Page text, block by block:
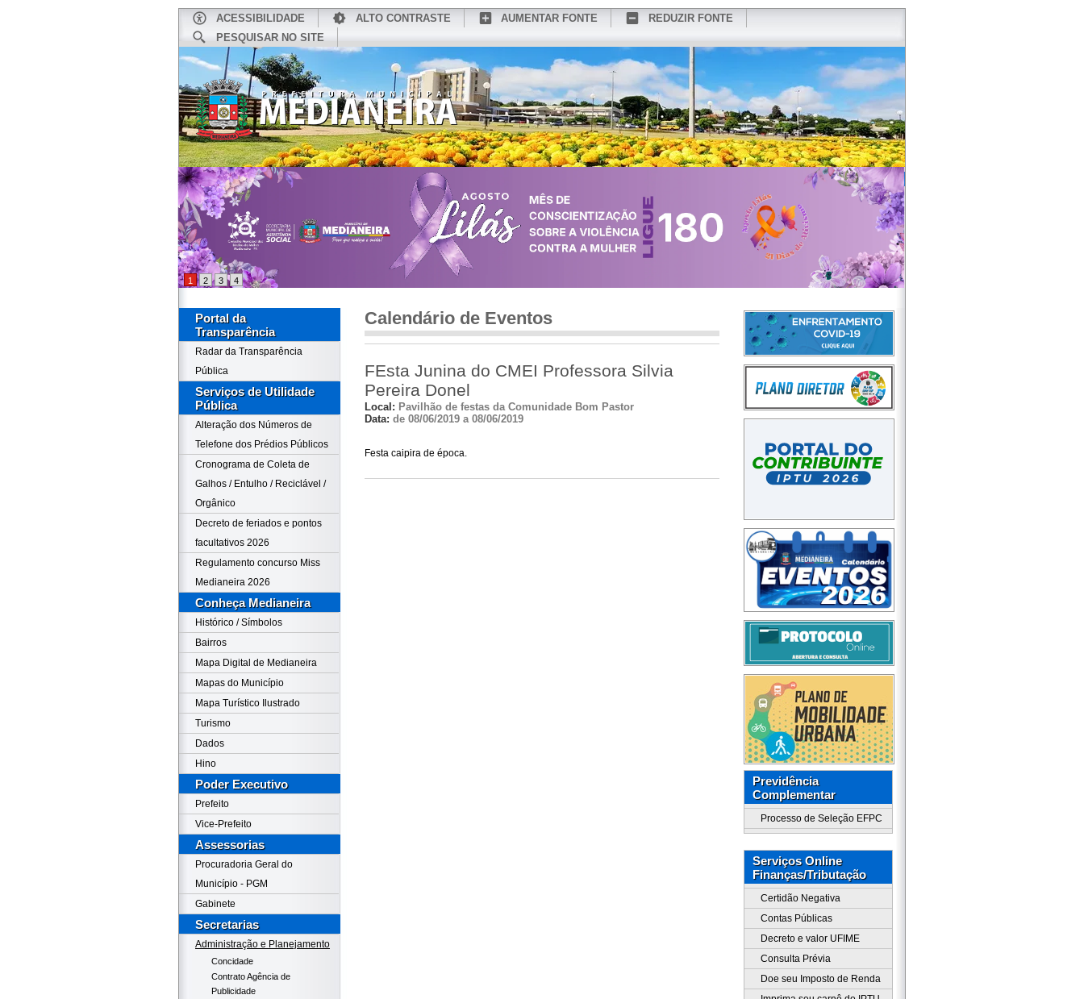
ACESSIBILIDADE ALTO CONTRASTE AUMENTAR FONTE
REDUZIR FONTE
PESQUISAR NO SITE
CONHEÇA MEDIANEIRA REDES SOCIAIS WEBMAIL
1 2 3 4
Portal da
Transparência
Radar da Transparência
Pública
Serviços de Utilidade
Pública
Alteração dos Números de
Telefone dos Prédios Públicos
Cronograma de Coleta de
Galhos / Entulho / Reciclável /
Orgânico
Decreto de feriados e pontos
facultativos 2026
Regulamento concurso Miss
Medianeira 2026
Conheça Medianeira
Histórico / Símbolos
Bairros
Mapa Digital de Medianeira
Mapas do Município
Mapa Turístico Ilustrado
Turismo
Dados
Hino
Poder Executivo
Prefeito
Vice-Prefeito
Assessorias
Procuradoria Geral do
Município - PGM
Gabinete
Secretarias
Administração e Planejamento
Concidade
Contrato Agência de
Publicidade
Calendário de Eventos
FEsta Junina do CMEI Professora Silvia
Pereira Donel
Local: Pavilhão de festas da Comunidade Bom Pastor
Data: de 08/06/2019 a 08/06/2019
Festa caipira de época.
Previdência
Complementar
Processo de Seleção EFPC
Serviços Online
Finanças/Tributação
Certidão Negativa
Contas Públicas
Decreto e valor UFIME
Consulta Prévia
Doe seu Imposto de Renda